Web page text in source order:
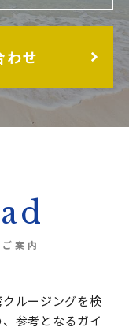
わせ
案内
ルージングを検
参考となるガイ